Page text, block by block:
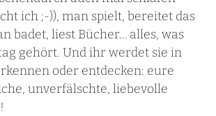
ich ;-)), man spielt, bereitet das
badet, liest Bücher… alles, was
gehört. Und ihr werdet sie in
oder entdecken: eure
unverfälschte, liebevolle